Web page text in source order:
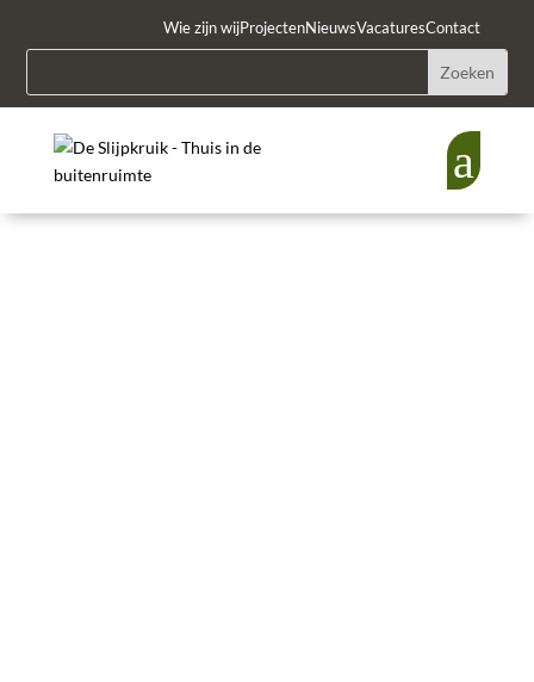
Wie zijn wijProjectenNieuwsVacaturesContact
a